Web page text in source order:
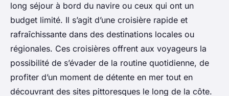
long séjour à bord du navire ou ceux qui ont un
budget limité. Il s’agit d’une croisière rapide et
rafraîchissante dans des destinations locales ou
régionales. Ces croisières offrent aux voyageurs la
possibilité de s’évader de la routine quotidienne, de
profiter d’un moment de détente en mer tout en
découvrant des sites pittoresques le long de la côte.